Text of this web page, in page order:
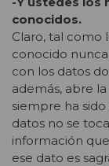
conocidos.
Claro, tal como
conocido
con los datos
además, abre
siempre ha
datos no se
información
ese dato es